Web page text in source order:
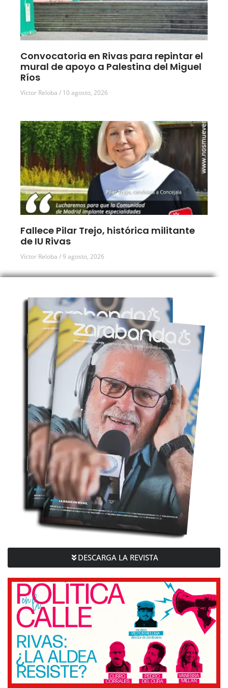
Convocatoria en Rivas para repintar el
mural de apoyo a Palestina del Miguel
Ríos
Víctor Reloba 10 agosto, 2026
Fallece Pilar Trejo, histórica militante
de IU Rivas
Víctor Reloba 9 agosto, 2026
DESCARGA LA REVISTA